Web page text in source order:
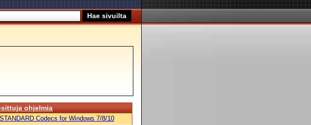
ohjelmia
STANDARD Codecs for Windows 7/8/10